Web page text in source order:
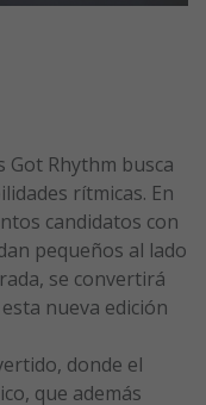
Got Rhythm busca
rítmicas. En
candidatos con
pequeños al lado
se convertirá
nueva edición
donde el
que además